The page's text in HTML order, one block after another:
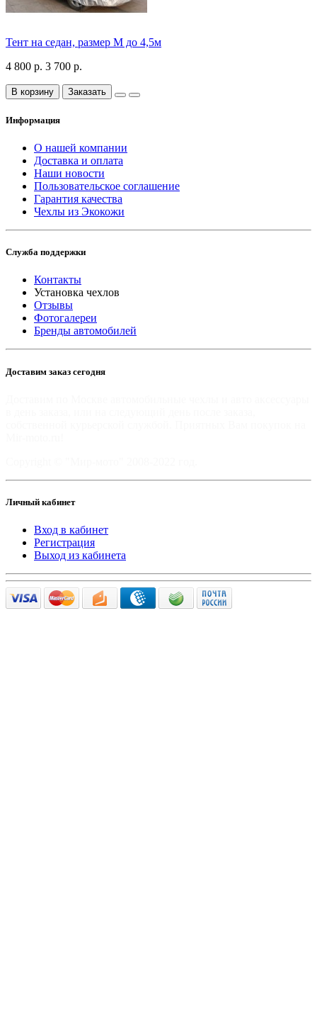
Тент на седан, размер М до 4,5м
4 800 р. 3 700 р.
В корзину Заказать
Информация
О нашей компании
Доставка и оплата
Наши новости
Пользовательское соглашение
Гарантия качества
Чехлы из Экокожи
Служба поддержки
Контакты
Установка чехлов
Отзывы
Фотогалереи
Бренды автомобилей
Доставим заказ сегодня
Личный кабинет
Вход в кабинет
Регистрация
Выход из кабинета